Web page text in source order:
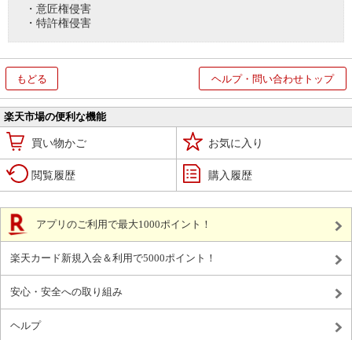
・意匠権侵害
・特許権侵害
もどる ヘルプ・問い合わせトップ
楽天市場の便利な機能
買い物かご お気に入り
閲覧履歴 購入履歴
アプリのご利用で最大1000ポイント！
楽天カード新規入会＆利用で5000ポイント！
安心・安全への取り組み
ヘルプ